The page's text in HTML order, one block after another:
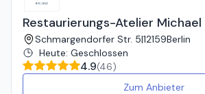
Restaurierungs-Atelier
Schmargendorfer Str. 5|12159Berlin
Heute: Geschlossen
4.9(46)
Zum Anbieter